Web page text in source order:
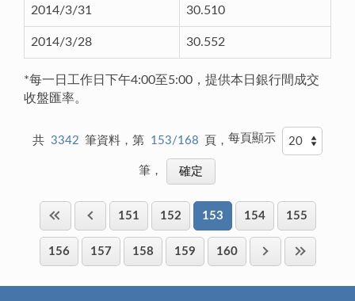
2014/3/31 30.510
2014/3/28 30.552
*每一日工作日下午4:00至5:00，提供本日銀行間成交
收盤匯率。
共 3342 筆資料，第 153/168 頁， 每頁顯示
筆，
151 152 153 154 155
156 157 158 159 160